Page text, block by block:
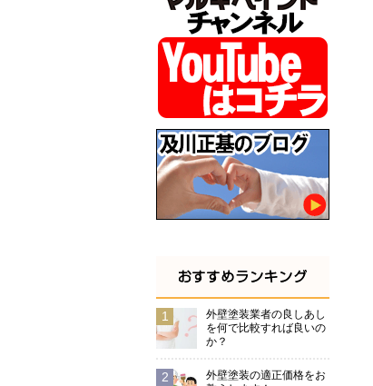
外壁塗装業者の良しあし
を何で比較すれば良いの
か？
外壁塗装の適正価格をお